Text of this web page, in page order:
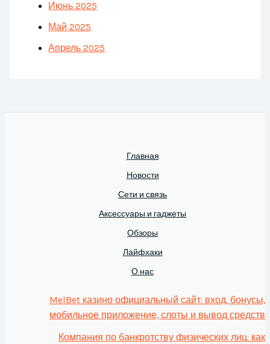
Июнь 2025
Май 2025
Апрель 2025
Главная
Новости
Сети и связь
Аксессуары и гаджеты
Обзоры
Лайфхаки
О нас
MelBet казино официальный сайт: вход, бонусы,
мобильное приложение, слоты и вывод средств
Компания по банкротству физических лиц: как